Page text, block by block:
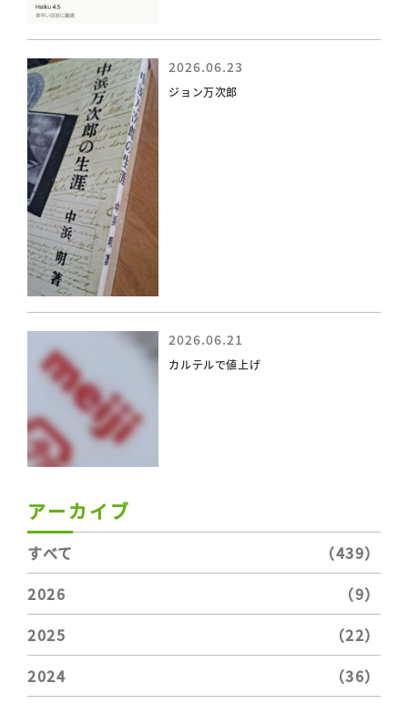
2026.06.23
ジョン万次郎
2026.06.21
カルテルで値上げ
アーカイブ
すべて
（439）
2026
（9）
2025
（22）
2024
（36）